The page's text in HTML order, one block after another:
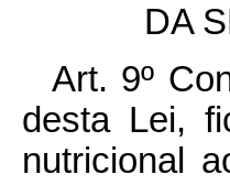
DA
Art. 9º
desta Lei,
nutricional